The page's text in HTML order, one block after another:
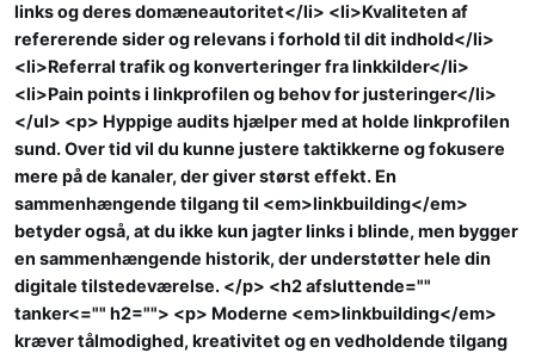
links og deres domæneautoritet</li> <li>Kvaliteten af
refererende sider og relevans i forhold til dit indhold</li>
<li>Referral trafik og konverteringer fra linkkilder</li>
<li>Pain points i linkprofilen og behov for justeringer</li>
</ul> <p> Hyppige audits hjælper med at holde linkprofilen
sund. Over tid vil du kunne justere taktikkerne og fokusere
mere på de kanaler, der giver størst effekt. En
sammenhængende tilgang til <em>linkbuilding</em>
betyder også, at du ikke kun jagter links i blinde, men bygger
en sammenhængende historik, der understøtter hele din
digitale tilstedeværelse. </p> <h2 afsluttende=""
tanker<="" h2=""> <p> Moderne <em>linkbuilding</em>
kræver tålmodighed, kreativitet og en vedholdende tilgang